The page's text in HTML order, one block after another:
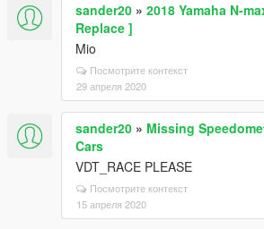
sander20 » 2018 Yamaha N-
Replace ]
Mio
Посмотрите контекст
29 апреля 2020
sander20 » Missing
Cars
VDT_RACE PLEASE
Посмотрите контекст
15 апреля 2020